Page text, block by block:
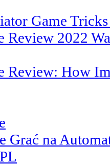
Game
Review 2022
Review: How
Grać na